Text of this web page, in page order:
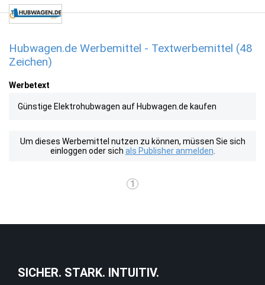
Hubwagen.de Werbemittel - Textwerbemittel (48
Zeichen)
Werbetext
Günstige Elektrohubwagen auf Hubwagen.de kaufen
Um dieses Werbemittel nutzen zu können, müssen Sie sich
einloggen oder sich als Publisher anmelden
1
SICHER. STARK. INTUITIV.